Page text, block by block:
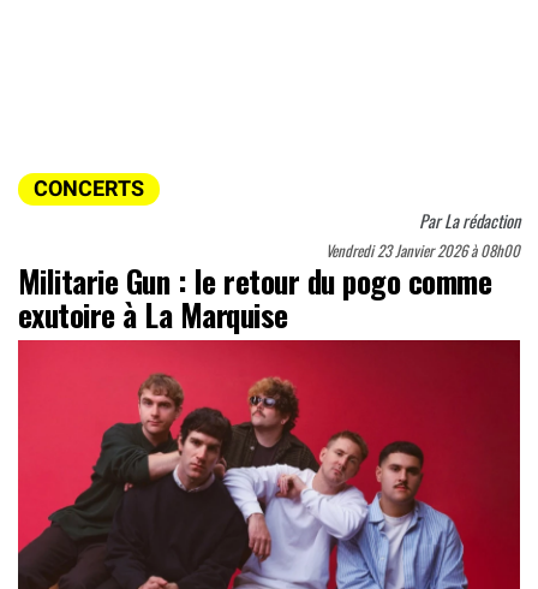
CONCERTS
ParLa rédaction
Vendredi 23 Janvier 2026 à 08h00
Militarie Gun : le retour du pogo comme
exutoire à La Marquise